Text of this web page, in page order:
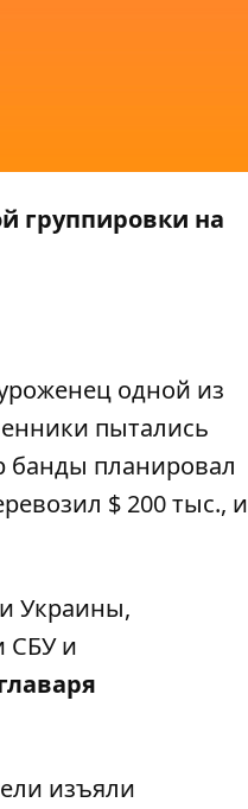
группировки на
одной из
пытались
банды планировал
$ 200 тыс., и
Украины,
СБУ и
изъяли